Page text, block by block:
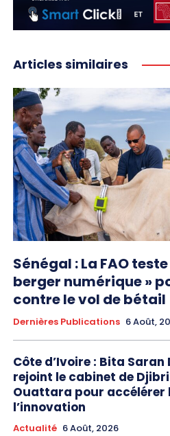
Articles similaires
Sénégal : La FAO teste
berger numérique »
contre le vol de bétail
Dernières Publications 6 Août,
Côte d’Ivoire : Bita Saran
rejoint le cabinet de
Ouattara pour accélérer
l’innovation
Actualité 6 Août, 2026